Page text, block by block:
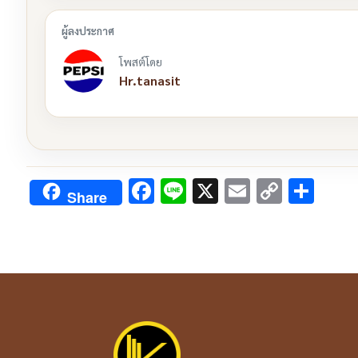
โพสต์โดย
Hr.tanasit
Share Facebook
Line
X Email
Copy